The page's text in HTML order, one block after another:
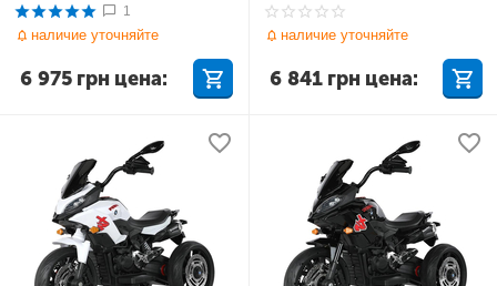
1
наличие уточняйте
6 975 грн цена:
наличие уточняйте
6 841 грн цена: